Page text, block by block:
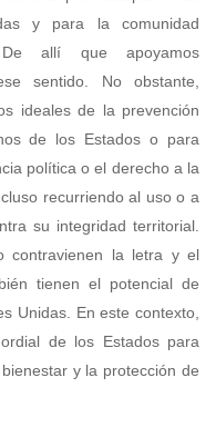
y para la comunidad
allí que apoyamos
sentido. No obstante,
ideales de la prevención
de los Estados o para
política o el derecho a la
recurriendo al uso o a
su integridad territorial.
contravienen la letra y el
tienen el potencial de
Unidas. En este contexto,
de los Estados para
y la protección de